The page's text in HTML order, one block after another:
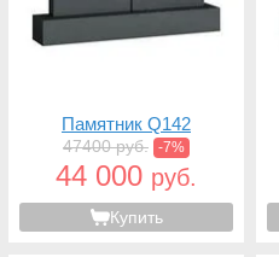
Памятник Q142
47400 руб. -7%
44 000 руб.
Купить